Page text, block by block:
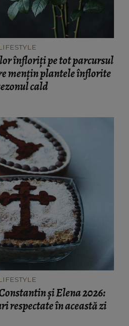
înfloriți pe tot parcursul
mențin plantele înflorite
cald
și Elena 2026:
respectate în această zi